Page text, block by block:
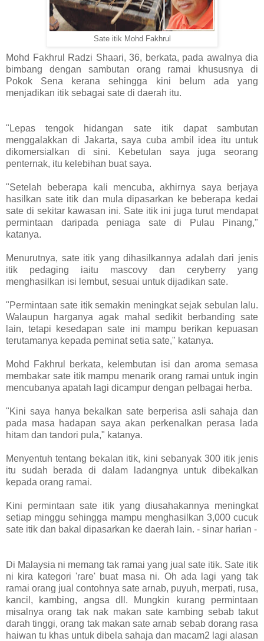
Sate itik Mohd Fakhrul
Mohd Fakhrul Radzi Shaari, 36, berkata, pada awalnya dia
bimbang dengan sambutan orang ramai khususnya di
Pokok Sena kerana sehingga kini belum ada yang
menjadikan itik sebagai sate di daerah itu.
"Lepas tengok hidangan sate itik dapat sambutan
menggalakkan di Jakarta, saya cuba ambil idea itu untuk
dikomersialkan di sini. Kebetulan saya juga seorang
penternak, itu kelebihan buat saya.
"Setelah beberapa kali mencuba, akhirnya saya berjaya
hasilkan sate itik dan mula dipasarkan ke beberapa kedai
sate di sekitar kawasan ini. Sate itik ini juga turut mendapat
permintaan daripada peniaga sate di Pulau Pinang,"
katanya.
Menurutnya, sate itik yang dihasilkannya adalah dari jenis
itik pedaging iaitu mascovy dan ceryberry yang
menghasilkan isi lembut, sesuai untuk dijadikan sate.
"Permintaan sate itik semakin meningkat sejak sebulan lalu.
Walaupun harganya agak mahal sedikit berbanding sate
lain, tetapi kesedapan sate ini mampu berikan kepuasan
terutamanya kepada peminat setia sate," katanya.
Mohd Fakhrul berkata, kelembutan isi dan aroma semasa
membakar sate itik mampu menarik orang ramai untuk ingin
mencubanya apatah lagi dicampur dengan pelbagai herba.
"Kini saya hanya bekalkan sate berperisa asli sahaja dan
pada masa hadapan saya akan perkenalkan perasa lada
hitam dan tandori pula," katanya.
Menyentuh tentang bekalan itik, kini sebanyak 300 itik jenis
itu sudah berada di dalam ladangnya untuk dibekalkan
kepada orang ramai.
Kini permintaan sate itik yang diusahakannya meningkat
setiap minggu sehingga mampu menghasilkan 3,000 cucuk
sate itik dan bakal dipasarkan ke daerah lain. - sinar harian -
Di Malaysia ni memang tak ramai yang jual sate itik. Sate itik
ni kira kategori 'rare' buat masa ni. Oh ada lagi yang tak
ramai orang jual contohnya sate arnab, puyuh, merpati, rusa,
kancil, kambing, angsa dll. Mungkin kurang permintaan
misalnya orang tak nak makan sate kambing sebab takut
darah tinggi, orang tak makan sate arnab sebab dorang rasa
haiwan tu khas untuk dibela sahaja dan macam2 lagi alasan